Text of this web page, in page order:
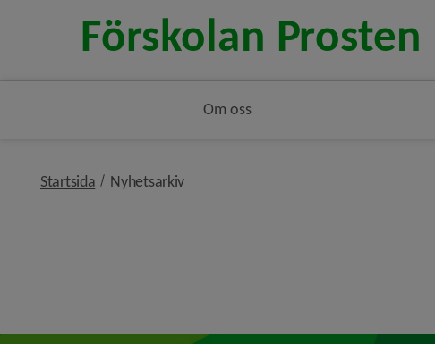
Om oss
Startsida Nyhetsarkivnivå i brödsmulenavigeringen